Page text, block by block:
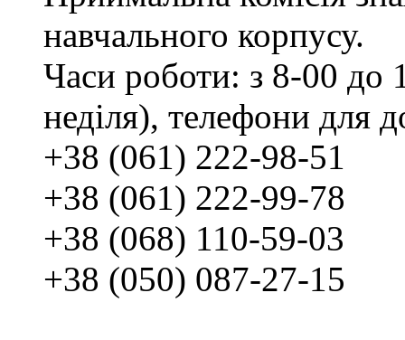
навчального корпусу.
Часи роботи: з 8-00 до
неділя), телефони для
+38 (061) 222-98-51
+38 (061) 222-99-78
+38 (068) 110-59-03
+38 (050) 087-27-15